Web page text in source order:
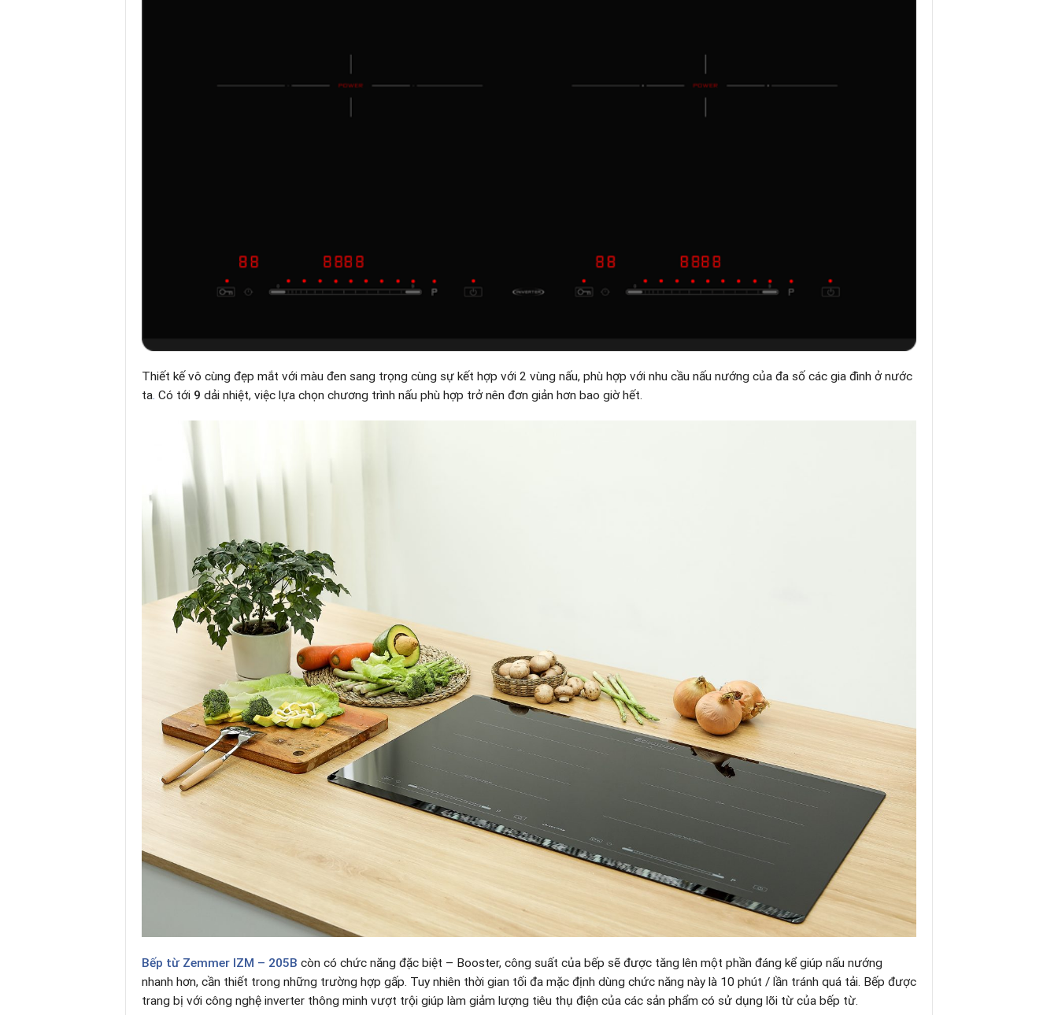
Thiết kế vô cùng đẹp mắt với màu đen sang trọng cùng sự kết hợp với 2 vùng nấu, phù hợp với nhu cầu nấu nướng của đa số các gia đình ở nước
ta. Có tới 9 dải nhiệt, việc lựa chọn chương trình nấu phù hợp trở nên đơn giản hơn bao giờ hết.
Bếp từ Zemmer IZM – 205B còn có chức năng đặc biệt – Booster, công suất của bếp sẽ được tăng lên một phần đáng kể giúp nấu nướng
nhanh hơn, cần thiết trong những trường hợp gấp. Tuy nhiên thời gian tối đa mặc định dùng chức năng này là 10 phút / lần tránh quá tải. Bếp được
trang bị với công nghệ inverter thông minh vượt trội giúp làm giảm lượng tiêu thụ điện của các sản phẩm có sử dụng lõi từ của bếp từ.